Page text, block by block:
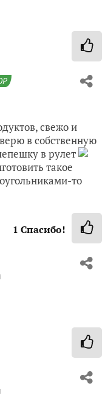
свежо и
в собственную
в рулет
такое
то
1 Спасибо!